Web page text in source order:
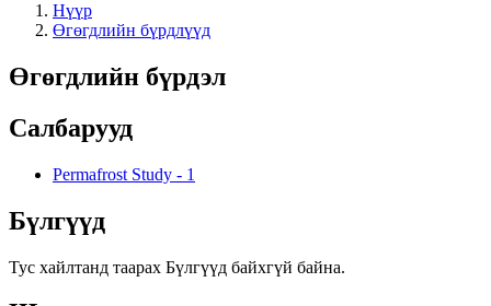
Нүүр
Өгөгдлийн бүрдлүүд
Өгөгдлийн бүрдэл
Салбарууд
Permafrost Study - 1
Бүлгүүд
Тус хайлтанд таарах Бүлгүүд байхгүй байна.